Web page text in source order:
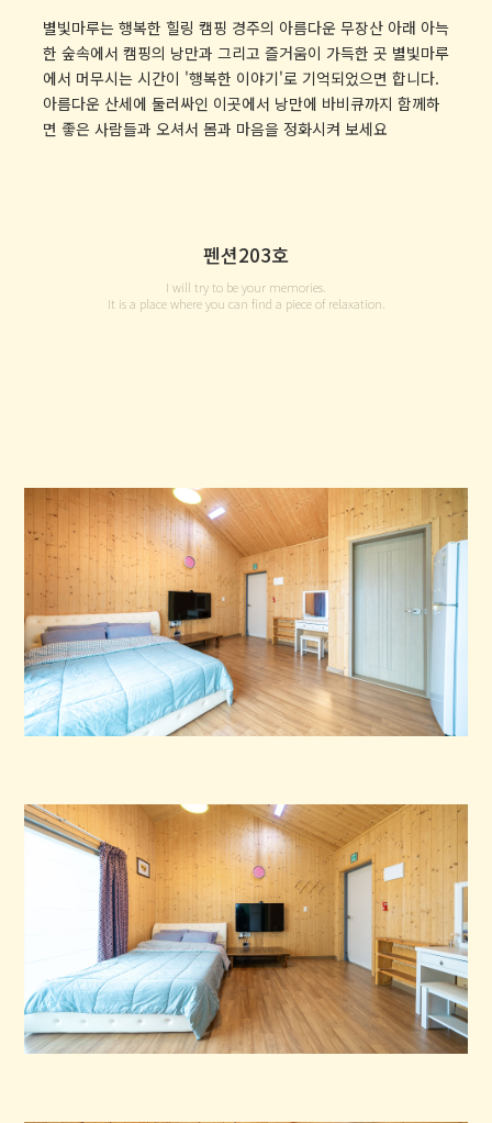
별빛마루는 행복한 힐링 캠핑 경주의 아름다운 무장산 아래 아늑
한 숲속에서 캠핑의 낭만과 그리고 즐거움이 가득한 곳 별빛마루
에서 머무시는 시간이 '행복한 이야기'로 기억되었으면 합니다.
아름다운 산세에 둘러싸인 이곳에서 낭만에 바비큐까지 함께하
면 좋은 사람들과 오셔서 몸과 마음을 정화시켜 보세요
펜션203호
I will try to be your memories.
It is a place where you can find a piece of relaxation.